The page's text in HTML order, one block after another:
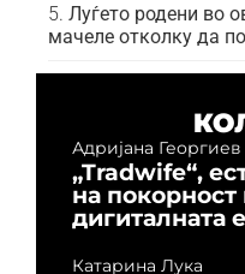
Луѓето родени во
мачеле отколку да
Адријана Георгиев
„Tradwife“,
на покорност
дигиталната
Катарина Лука